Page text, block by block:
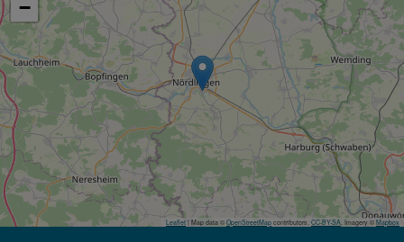
−
Leaflet | Map data © OpenStreetMap contributors, CC-BY-SA, Imagery © Mapbox